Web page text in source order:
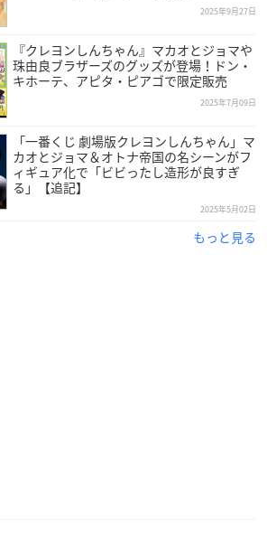
2025年9月27日
『クレヨンしんちゃん』マカオとジョマや
珠由良ブラザーズのグッズが登場！ドン・
キホーテ、アピタ・ピアゴで限定販売
2025年7月09日
「一番くじ 劇場版クレヨンしんちゃん」マ
カオとジョマ＆オトナ帝国の名シーンがフ
ィギュア化で「ビビったし造形が良すぎ
る」【追記】
2025年5月02日
もっと見る